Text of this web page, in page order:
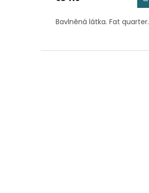
Bavlněná látka. Fat quarter.